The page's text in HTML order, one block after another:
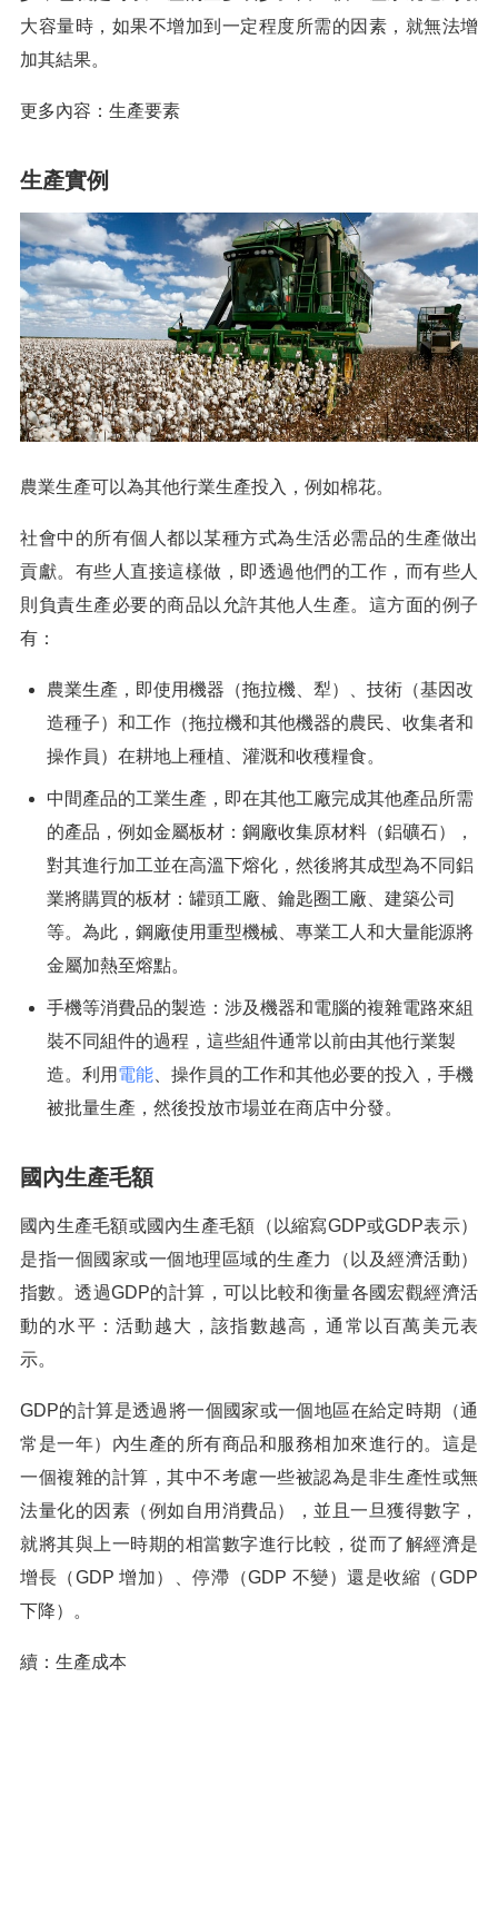
大容量時，如果不增加到一定程度所需的因素，就無法增
加其結果。
更多內容：生產要素
生產實例
農業生產可以為其他行業生產投入，例如棉花。
社會中的所有個人都以某種方式為生活必需品的生產做出
貢獻。有些人直接這樣做，即透過他們的工作，而有些人
則負責生產必要的商品以允許其他人生產。這方面的例子
有：
農業生產，即使用機器（拖拉機、犁）、技術（基因改
造種子）和工作（拖拉機和其他機器的農民、收集者和
操作員）在耕地上種植、灌溉和收穫糧食。
中間產品的工業生產，即在其他工廠完成其他產品所需
的產品，例如金屬板材：鋼廠收集原材料（鋁礦石），
對其進行加工並在高溫下熔化，然後將其成型為不同鋁
業將購買的板材：罐頭工廠、鑰匙圈工廠、建築公司
等。為此，鋼廠使用重型機械、專業工人和大量能源將
金屬加熱至熔點。
手機等消費品的製造：涉及機器和電腦的複雜電路來組
裝不同組件的過程，這些組件通常以前由其他行業製
造。利用 電能 、操作員的工作和其他必要的投入，手機
被批量生產，然後投放市場並在商店中分發。
國內生產毛額
國內生產毛額或國內生產毛額（以縮寫GDP或GDP表示）
是指一個國家或一個地理區域的生產力（以及經濟活動）
指數。透過GDP的計算，可以比較和衡量各國宏觀經濟活
動的水平：活動越大，該指數越高，通常以百萬美元表
示。
GDP的計算是透過將一個國家或一個地區在給定時期（通
常是一年）內生產的所有商品和服務相加來進行的。這是
一個複雜的計算，其中不考慮一些被認為是非生產性或無
法量化的因素（例如自用消費品），並且一旦獲得數字，
就將其與上一時期的相當數字進行比較，從而了解經濟是
增長（GDP 增加）、停滯（GDP 不變）還是收縮（GDP
下降）。
續：生產成本